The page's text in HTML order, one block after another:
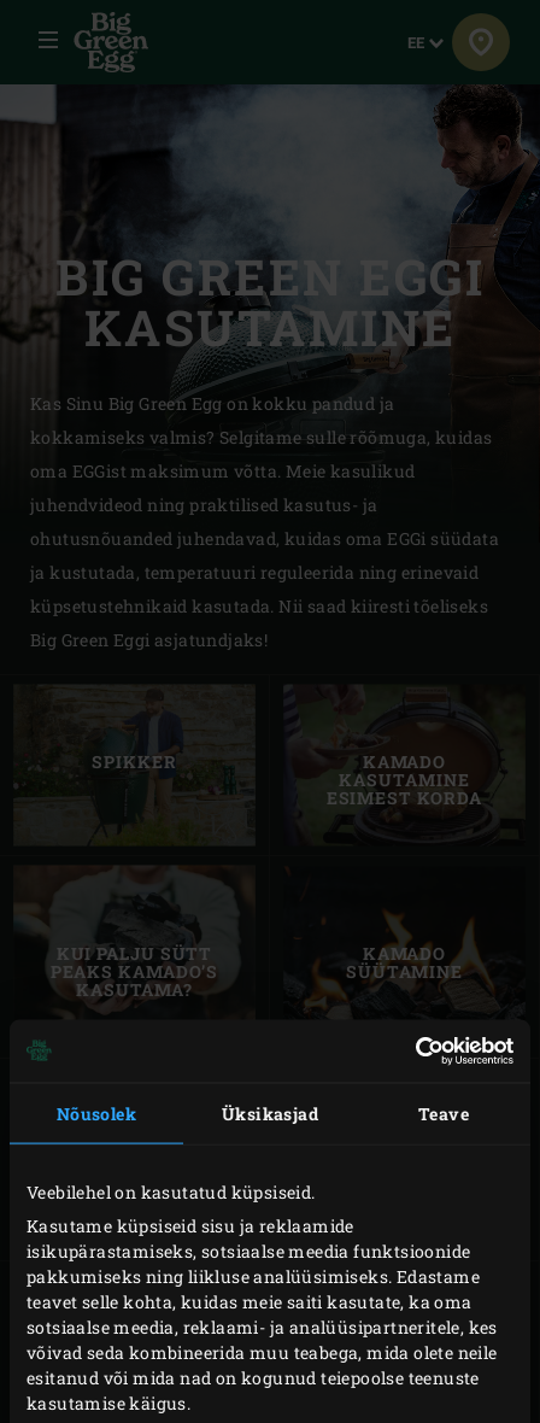
Nõusolek Üksikasjad Teave
Veebilehel on kasutatud küpsiseid.
Kasutame küpsiseid sisu ja reklaamide
isikupärastamiseks, sotsiaalse meedia funktsioonide
pakkumiseks ning liikluse analüüsimiseks. Edastame
teavet selle kohta, kuidas meie saiti kasutate, ka oma
sotsiaalse meedia, reklaami- ja analüüsipartneritele, kes
võivad seda kombineerida muu teabega, mida olete neile
esitanud või mida nad on kogunud teiepoolse teenuste
kasutamise käigus.
Menüü Keel
EE
BIG GREEN EGGI
KASUTAMINE
Kas Sinu Big Green Egg on kokku pandud ja
kokkamiseks valmis? Selgitame sulle rõõmuga, kuidas
oma EGGist maksimum võtta. Meie kasulikud
juhendvideod ning praktilised kasutus- ja
ohutusnõuanded juhendavad, kuidas oma EGGi süüdata
ja kustutada, temperatuuri reguleerida ning erinevaid
küpsetustehnikaid kasutada. Nii saad kiiresti tõeliseks
Big Green Eggi asjatundjaks!
SPIKKER KAMADO
KASUTAMINE
ESIMEST KORDA
KUI PALJU SÜTT
PEAKS KAMADO’S
KASUTAMA?
KAMADO
SÜÜTAMINE
TEMPERATUURI
REGULEERIMINE
GRILLIMINE